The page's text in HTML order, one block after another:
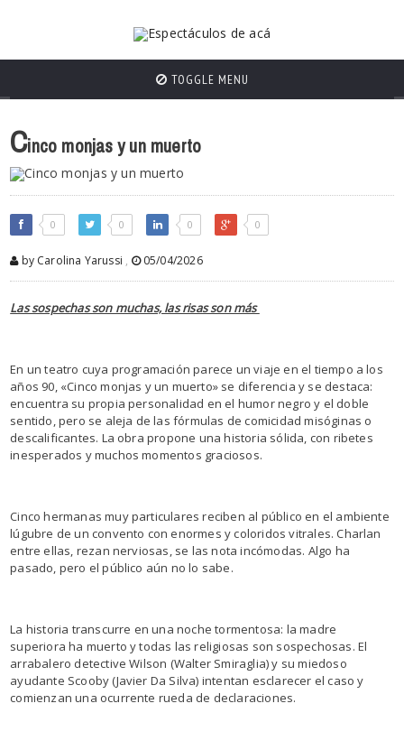
TOGGLE MENU
Cinco monjas y un muerto
0 0 0 0
by Carolina Yarussi , 05/04/2026
Las sospechas son muchas, las risas son más
En un teatro cuya programación parece un viaje en el tiempo a los
años 90, «Cinco monjas y un muerto» se diferencia y se destaca:
encuentra su propia personalidad en el humor negro y el doble
sentido, pero se aleja de las fórmulas de comicidad misóginas o
descalificantes. La obra propone una historia sólida, con ribetes
inesperados y muchos momentos graciosos.
Cinco hermanas muy particulares reciben al público en el ambiente
lúgubre de un convento con enormes y coloridos vitrales. Charlan
entre ellas, rezan nerviosas, se las nota incómodas. Algo ha
pasado, pero el público aún no lo sabe.
La historia transcurre en una noche tormentosa: la madre
superiora ha muerto y todas las religiosas son sospechosas. El
arrabalero detective Wilson (Walter Smiraglia) y su miedoso
ayudante Scooby (Javier Da Silva) intentan esclarecer el caso y
comienzan una ocurrente rueda de declaraciones.